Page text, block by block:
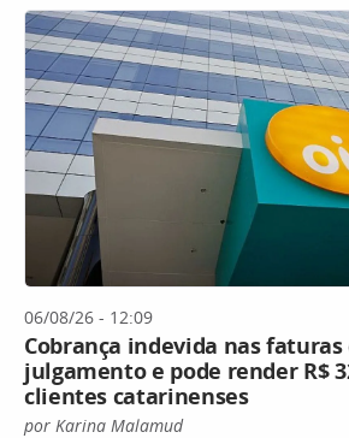
06/08/26 - 12:09
Cobrança indevida nas faturas
julgamento e pode render R$
clientes catarinenses
por Karina Malamud